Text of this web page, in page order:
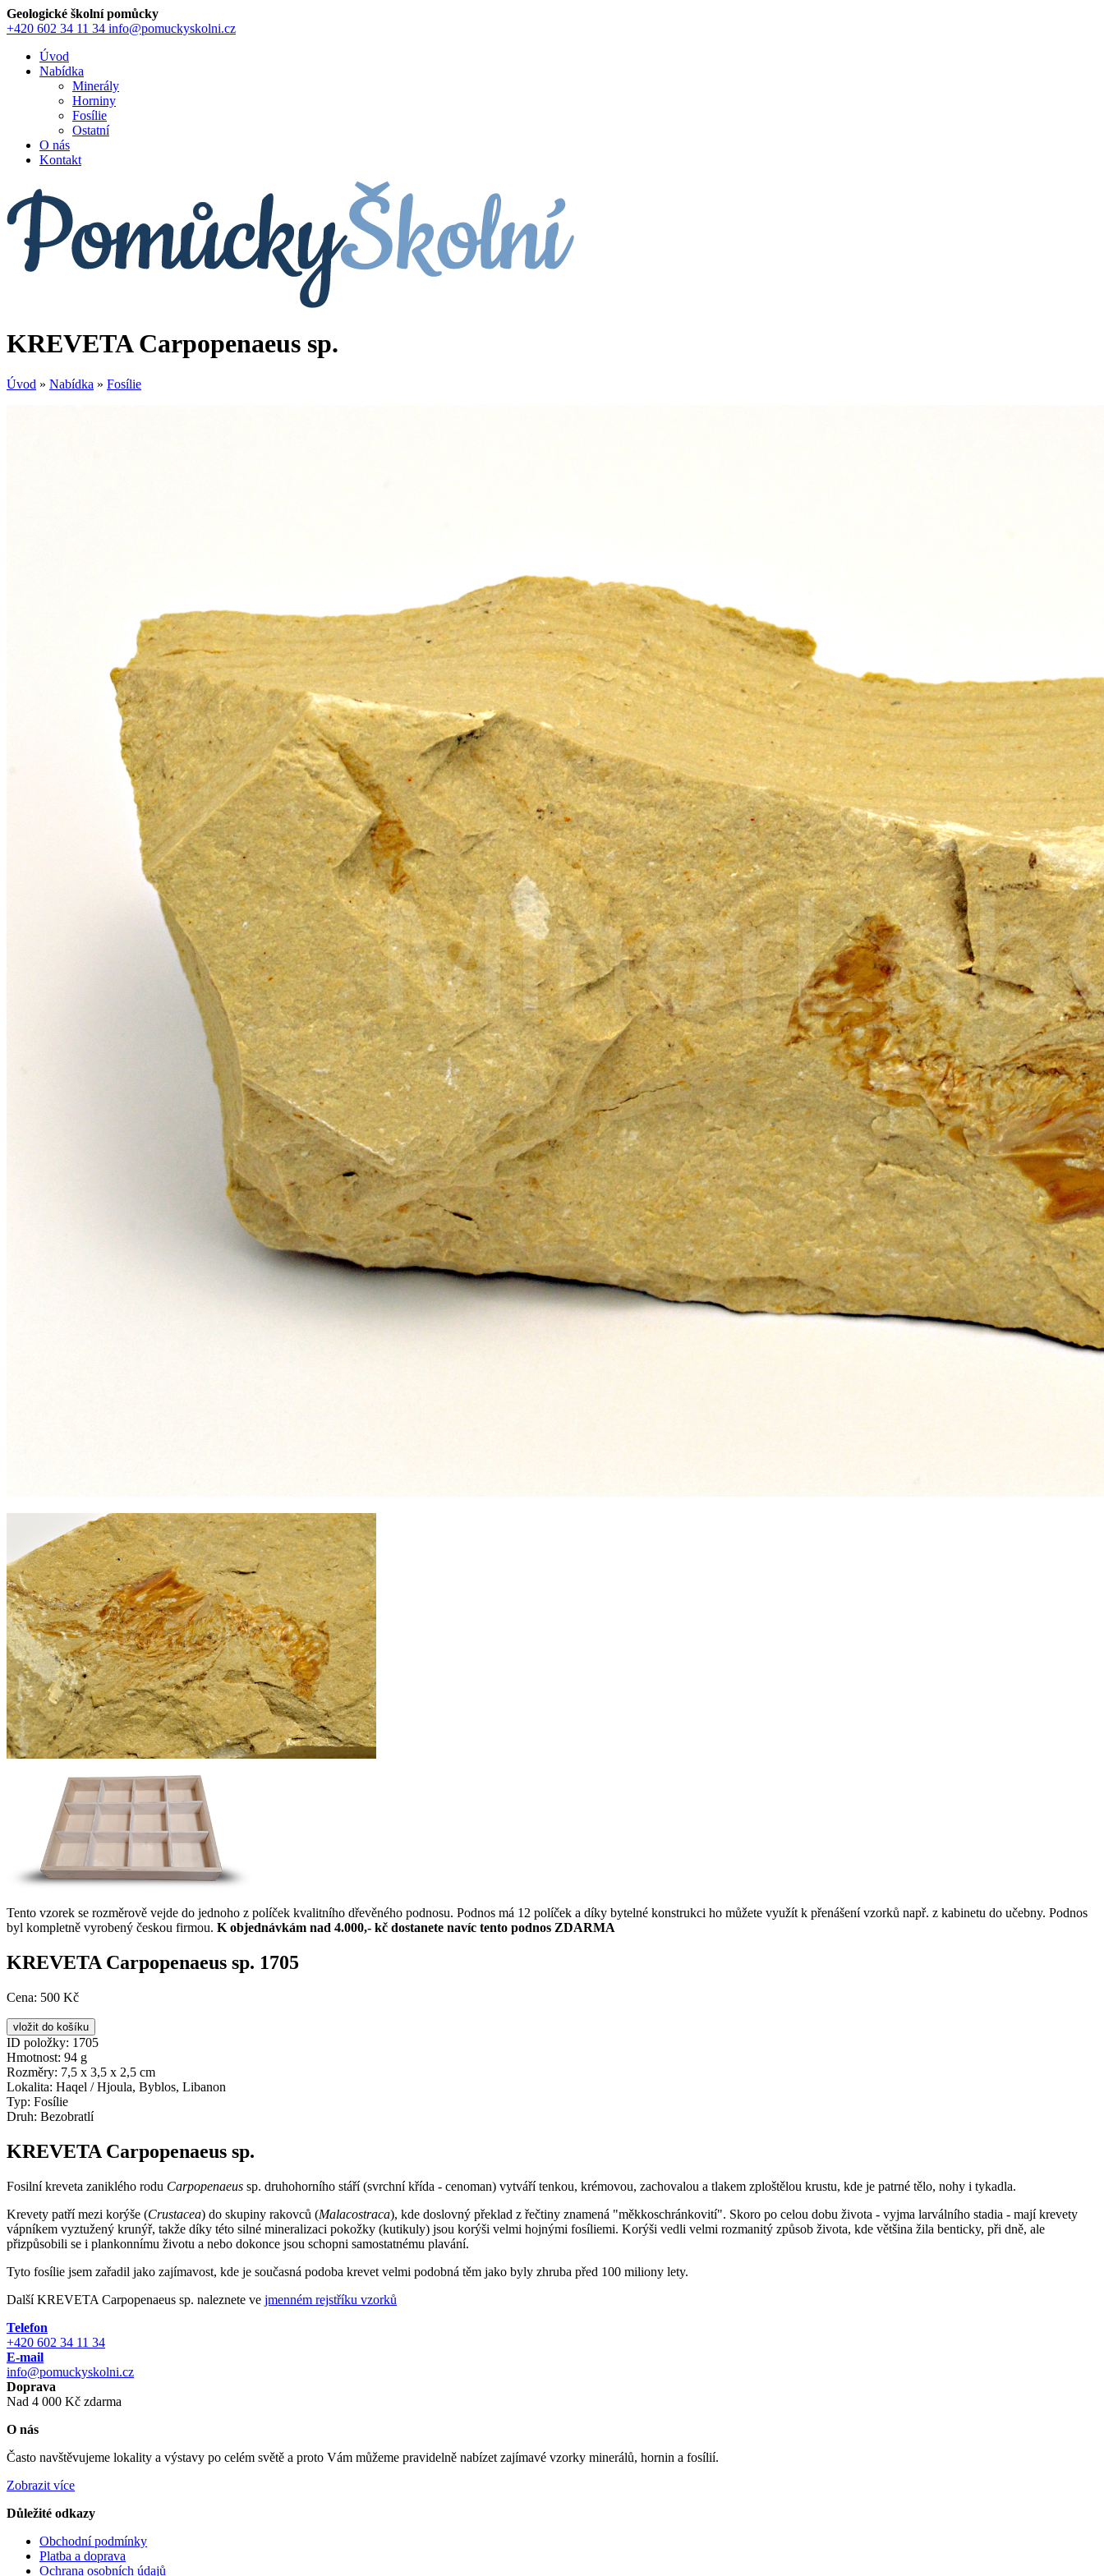
Geologické školní pomůcky
+420 602 34 11 34 info@pomuckyskolni.cz
Úvod
Nabídka
Minerály
Horniny
Fosílie
Ostatní
O nás
Kontakt
KREVETA Carpopenaeus sp.
Úvod » Nabídka » Fosílie
Tento vzorek se rozměrově vejde do jednoho z políček kvalitního dřevěného podnosu. Podnos má 12 políček a díky bytelné konstrukci ho můžete využít k přenášení vzorků např. z kabinetu do učebny. Podnos
byl kompletně vyrobený českou firmou. K objednávkám nad 4.000,- kč dostanete navíc tento podnos ZDARMA
KREVETA Carpopenaeus sp. 1705
Cena: 500 Kč
ID položky: 1705
Hmotnost: 94 g
Rozměry: 7,5 x 3,5 x 2,5 cm
Lokalita: Haqel / Hjoula, Byblos, Libanon
Typ: Fosílie
Druh: Bezobratlí
KREVETA Carpopenaeus sp.
Fosilní kreveta zaniklého rodu Carpopenaeus sp. druhohorního stáří (svrchní křída - cenoman) vytváří tenkou, krémovou, zachovalou a tlakem zploštělou krustu, kde je patrné tělo, nohy i tykadla.
Krevety patří mezi korýše (Crustacea) do skupiny rakovců (Malacostraca), kde doslovný překlad z řečtiny znamená "měkkoschránkovití". Skoro po celou dobu života - vyjma larválního stadia - mají krevety
vápníkem vyztužený krunýř, takže díky této silné mineralizaci pokožky (kutikuly) jsou korýši velmi hojnými fosíliemi. Korýši vedli velmi rozmanitý způsob života, kde většina žila benticky, při dně, ale
přizpůsobili se i plankonnímu životu a nebo dokonce jsou schopni samostatnému plavání.
Tyto fosílie jsem zařadil jako zajímavost, kde je současná podoba krevet velmi podobná těm jako byly zhruba před 100 miliony lety.
Další KREVETA Carpopenaeus sp. naleznete ve jmenném rejstříku vzorků
Telefon
+420 602 34 11 34
E-mail
info@pomuckyskolni.cz
Doprava
Nad 4 000 Kč zdarma
O nás
Často navštěvujeme lokality a výstavy po celém světě a proto Vám můžeme pravidelně nabízet zajímavé vzorky minerálů, hornin a fosílií.
Zobrazit více
Důležité odkazy
Obchodní podmínky
Platba a doprava
Ochrana osobních údajů